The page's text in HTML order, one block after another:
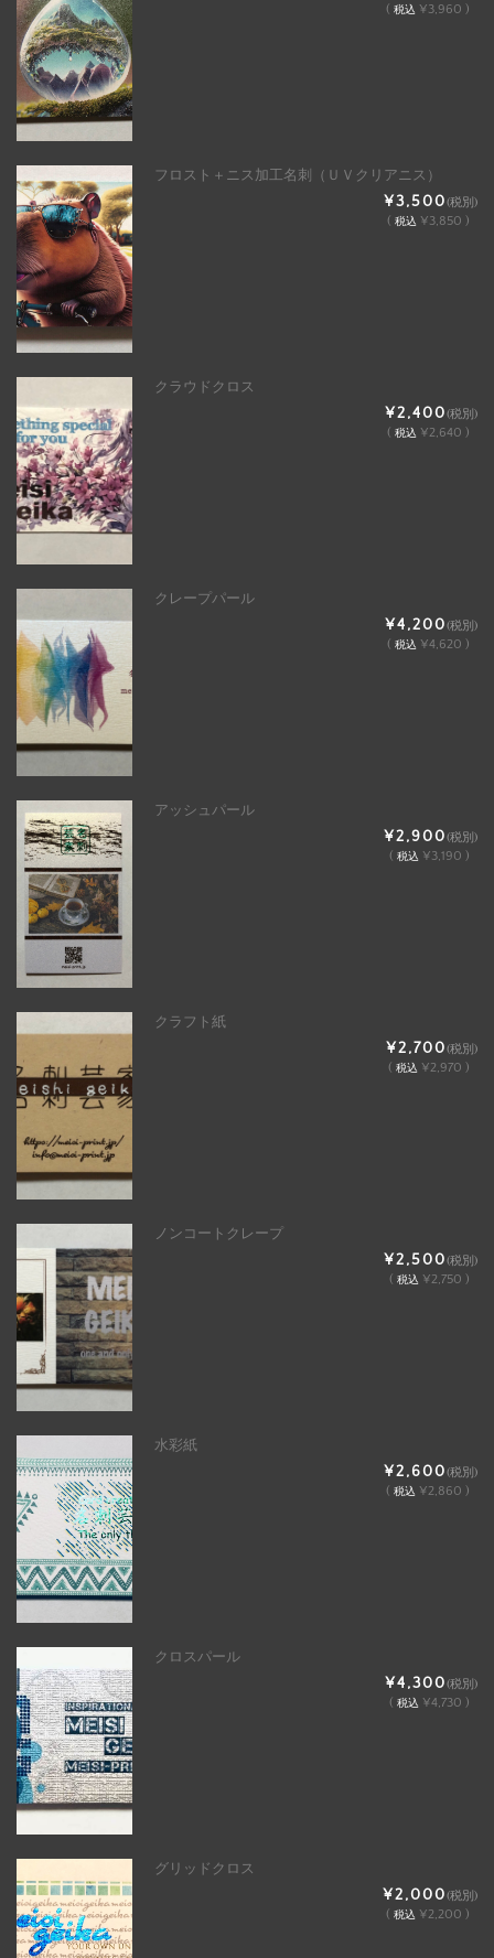
( 税込 ¥3,960 )
フロスト＋ニス加工名刺（ＵＶクリアニス）
¥3,500(税別)
( 税込 ¥3,850 )
クラウドクロス
¥2,400(税別)
( 税込 ¥2,640 )
クレープパール
¥4,200(税別)
( 税込 ¥4,620 )
アッシュパール
¥2,900(税別)
( 税込 ¥3,190 )
クラフト紙
¥2,700(税別)
( 税込 ¥2,970 )
ノンコートクレープ
¥2,500(税別)
( 税込 ¥2,750 )
水彩紙
¥2,600(税別)
( 税込 ¥2,860 )
クロスパール
¥4,300(税別)
( 税込 ¥4,730 )
グリッドクロス
¥2,000(税別)
( 税込 ¥2,200 )